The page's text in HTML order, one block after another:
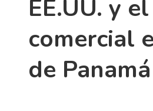
EE.UU. y
comercial
de Panamá